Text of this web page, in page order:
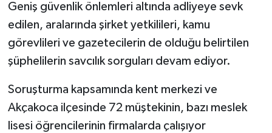
Geniş güvenlik önlemleri altında adliyeye sevk
edilen, aralarında şirket yetkilileri, kamu
görevlileri ve gazetecilerin de olduğu belirtilen
şüphelilerin savcılık sorguları devam ediyor.
Soruşturma kapsamında kent merkezi ve
Akçakoca ilçesinde 72 müştekinin, bazı meslek
lisesi öğrencilerinin firmalarda çalışıyor